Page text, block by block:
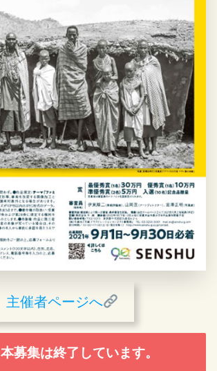
主催者ページへ
本募集は終了しています。